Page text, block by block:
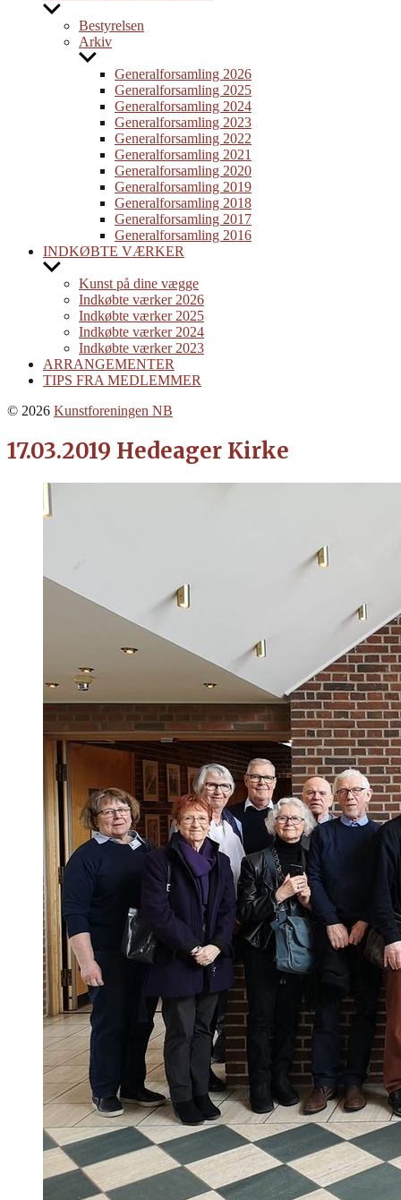
Show
menu
Bestyrelsen
Arkiv
Show
menu
Generalforsamling 2026
Generalforsamling 2025
Generalforsamling 2024
Generalforsamling 2023
Generalforsamling 2022
Generalforsamling 2021
Generalforsamling 2020
Generalforsamling 2019
Generalforsamling 2018
Generalforsamling 2017
Generalforsamling 2016
INDKØBTE VÆRKER
Show
menu
Kunst på dine vægge
Indkøbte værker 2026
Indkøbte værker 2025
Indkøbte værker 2024
Indkøbte værker 2023
ARRANGEMENTER
TIPS FRA MEDLEMMER
© 2026 Kunstforeningen NB
17.03.2019 Hedeager Kirke